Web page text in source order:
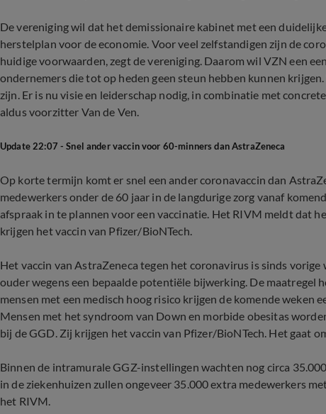
De vereniging wil dat het demissionaire kabinet met een
herstelplan voor de economie. Voor veel zelfstandigen zijn de
huidige voorwaarden, zegt de vereniging. Daarom wil VZN een
ondernemers die tot op heden geen steun hebben kunnen
zijn. Er is nu visie en leiderschap nodig, in combinatie met
aldus voorzitter Van de Ven.
Update 22:07 - Snel ander vaccin voor 60-minners dan AstraZeneca
Op korte termijn komt er snel een ander coronavaccin dan
medewerkers onder de 60 jaar in de langdurige zorg vanaf
afspraak in te plannen voor een vaccinatie. Het RIVM meldt dat
krijgen het vaccin van Pfizer/BioNTech.
Het vaccin van AstraZeneca tegen het coronavirus is sinds
ouder wegens een bepaalde potentiële bijwerking. De maatregel
mensen met een medisch hoog risico krijgen de komende weken
Mensen met het syndroom van Down en morbide obesitas
bij de GGD. Zij krijgen het vaccin van Pfizer/BioNTech. Het gaat
Binnen de intramurale GGZ-instellingen wachten nog circa
in de ziekenhuizen zullen ongeveer 35.000 extra medewerkers
het RIVM.